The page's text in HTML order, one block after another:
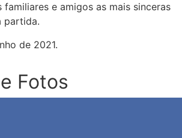
familiares e amigos as mais sinceras
partida.
de 2021.
Fotos